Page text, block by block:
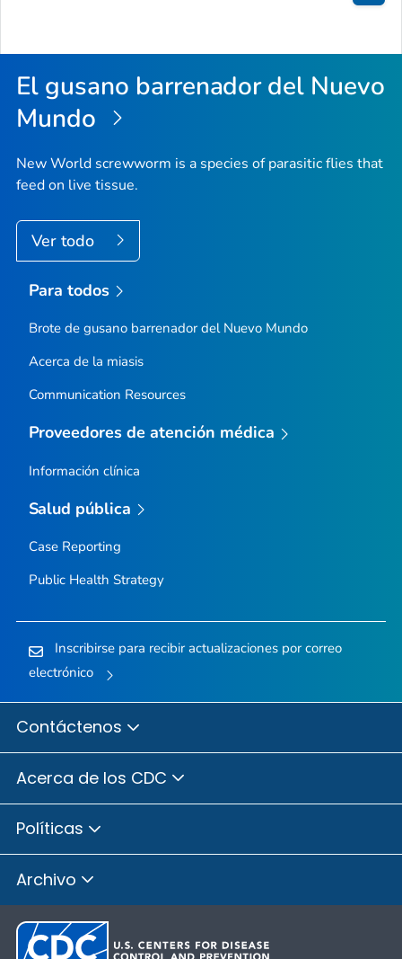
la
El gusano barrenador del Nuevo
Mundo
New World screwworm is a species of parasitic flies that
feed on live tissue.
Ver todo
Para todos
Brote de gusano barrenador del Nuevo Mundo
Acerca de la miasis
Communication Resources
Proveedores de atención médica
Información clínica
Salud pública
Case Reporting
Public Health Strategy
Inscribirse para recibir actualizaciones por correo
electrónico
Contáctenos
Acerca de los CDC
Políticas
Archivo